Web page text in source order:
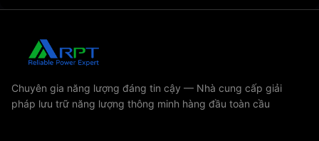
Chuyên gia năng lượng đáng tin cậy — Nhà cung cấp giải
pháp lưu trữ năng lượng thông minh hàng đầu toàn cầu